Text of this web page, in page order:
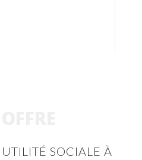
SOCIALE À